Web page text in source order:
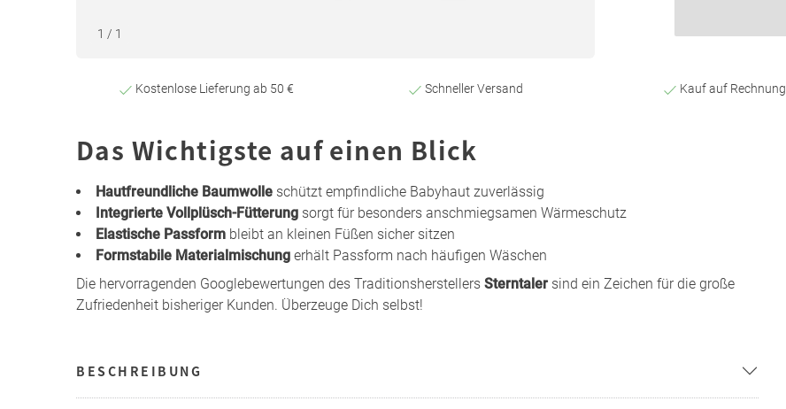
1 / 1
Kostenlose Lieferung ab 50 € Schneller Versand Kauf auf Rechnung
Das Wichtigste auf einen Blick
Hautfreundliche Baumwolle schützt empfindliche Babyhaut zuverlässig
Integrierte Vollplüsch-Fütterung sorgt für besonders anschmiegsamen Wärmeschutz
Elastische Passform bleibt an kleinen Füßen sicher sitzen
Formstabile Materialmischung erhält Passform nach häufigen Wäschen
Die hervorragenden Googlebewertungen des Traditionsherstellers Sterntaler sind ein Zeichen für die große
Zufriedenheit bisheriger Kunden. Überzeuge Dich selbst!
BESCHREIBUNG